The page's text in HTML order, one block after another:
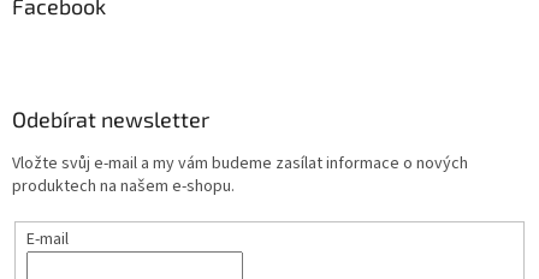
Facebook
Odebírat newsletter
Vložte svůj e-mail a my vám budeme zasílat informace o nových
produktech na našem e-shopu.
E-mail